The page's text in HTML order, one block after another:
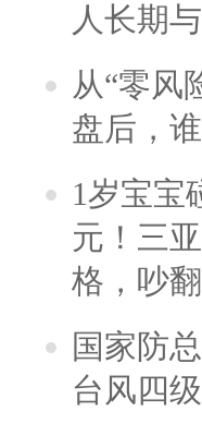
人长期
从“零风
盘后，
1岁宝宝
元！三
格，吵
国家防
台风四